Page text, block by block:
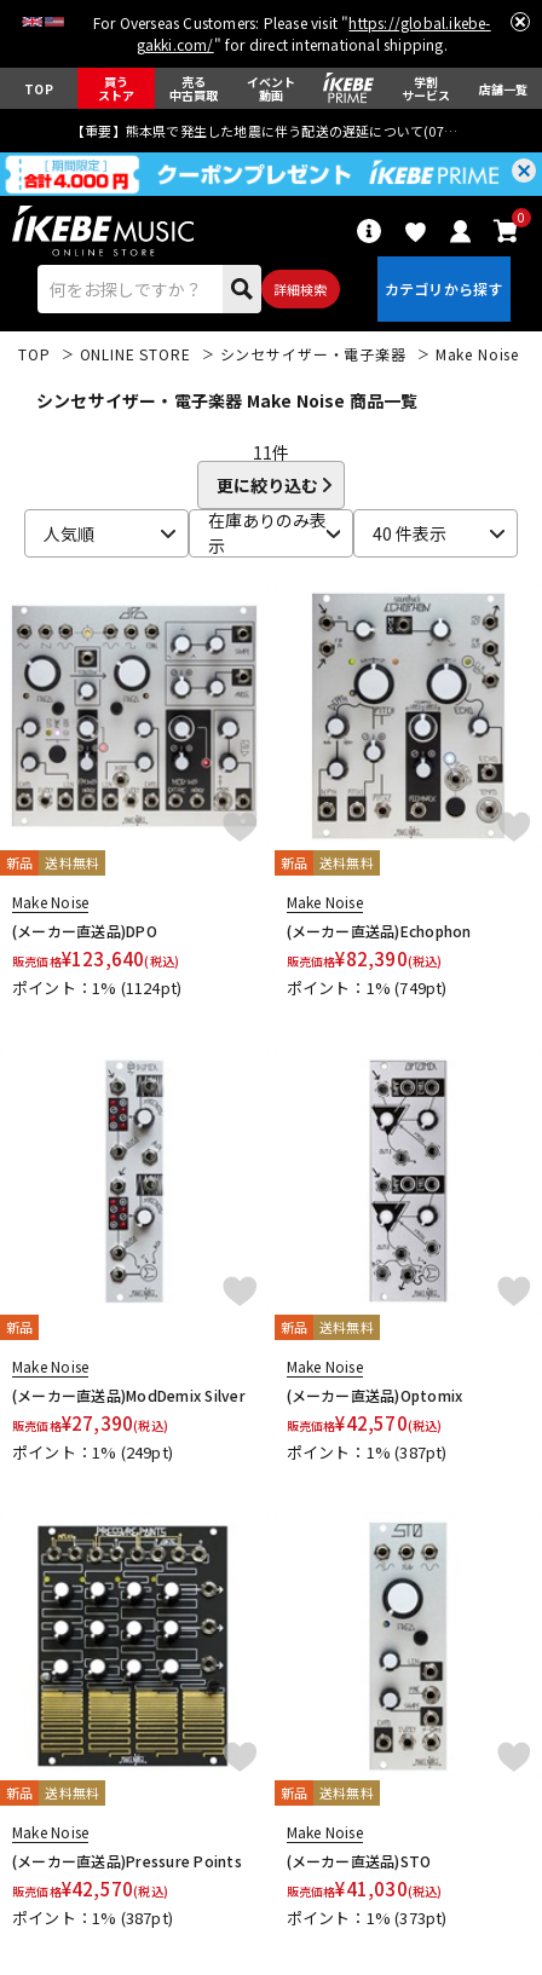
For Overseas Customers: Please visit "https://global.ikebe-
gakki.com/" for direct international shipping.
TOP 買う
ストア
売る
中古買取
イベント
動画
学割
サービス 店舗一覧
【重要】熊本県で発生した地震に伴う配送の遅延について(07月29日
詳細検索
0
ドラム パーカッション
キーボード 電子ピアノ
その他楽器
アンプ エフェクター
DTM オンライン納品 レコーディング機器
配信/ライブ機器 楽器アクセサリ
中古 ヴィンテージ
TOP ONLINE STORE シンセサイザー・電子楽器 Make Noise
シンセサイザー・電子楽器 Make Noise 商品一覧
11件
更に絞り込む
人気順
在庫ありのみ表
示
40 件表示
新品 送料無料
Make Noise
(メーカー直送品)DPO
販売価格¥123,640(税込)
ポイント：1% (1124pt)
新品 送料無料
Make Noise
(メーカー直送品)Echophon
販売価格¥82,390(税込)
ポイント：1%(749pt)
新品
Make Noise
(メーカー直送品)ModDemix Silver
販売価格¥27,390(税込)
ポイント：1% (249pt)
新品 送料無料
Make Noise
(メーカー直送品)Optomix
販売価格¥42,570(税込)
ポイント：1%(387pt)
新品 送料無料
Make Noise
(メーカー直送品)Pressure Points
販売価格¥42,570(税込)
ポイント：1% (387pt)
新品 送料無料
Make Noise
(メーカー直送品)STO
販売価格¥41,030(税込)
ポイント：1%(373pt)